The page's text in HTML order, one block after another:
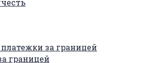
за границей
границей